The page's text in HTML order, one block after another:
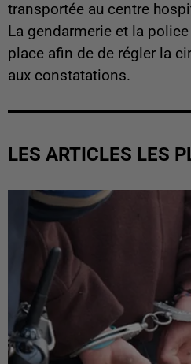
transportée au centre
La gendarmerie et la
place afin de de régler la
aux constatations.
LES ARTICLES LES